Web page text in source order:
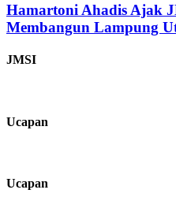
Hamartoni Ahadis Ajak
Membangun Lampung
JMSI
Ucapan
Ucapan